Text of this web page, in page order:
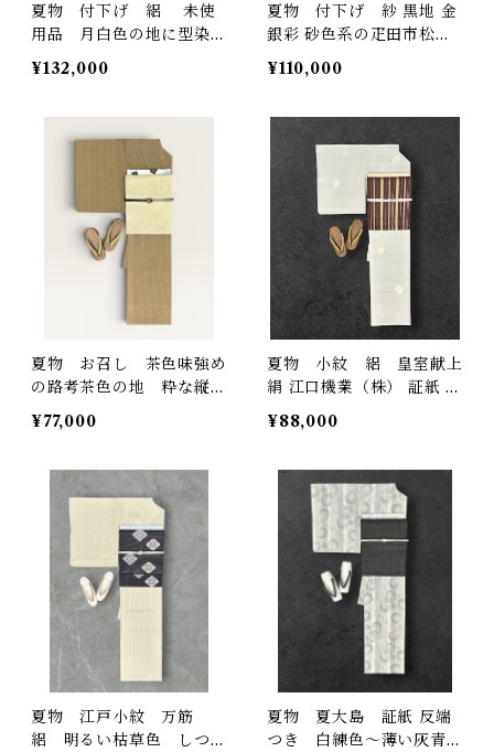
夏物 付下げ 絽 未使
用品 月白色の地に型染め
の唐花文様 作家物 しつ
け糸 反端つき 落款あり
¥132,000
夏物 付下げ 紗 黒地 金
銀彩 砂色系の疋田市松に
雪輪など 裄丈 72㎝ K65
49
¥110,000
夏物 お召し 茶色味強め
の路考茶色の地 粋な縦
縞 裄丈 67㎝ K7107
¥77,000
夏物 小紋 絽 皇室献上
絹 江口機業（株） 証紙 反
端付き 絹鼠色の地 銀
彩 四季の花 裄丈 69
¥88,000
夏物 江戸小紋 万筋
絽 明るい枯草色 しつけ
夏物 夏大島 証紙 反端
つき 白練色〜薄い灰青色